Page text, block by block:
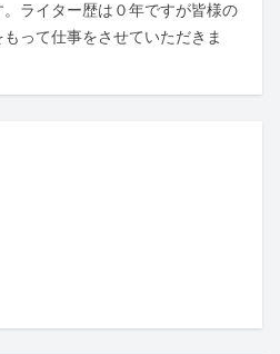
ライター歴は０年ですが皆様の
って仕事をさせていただきま